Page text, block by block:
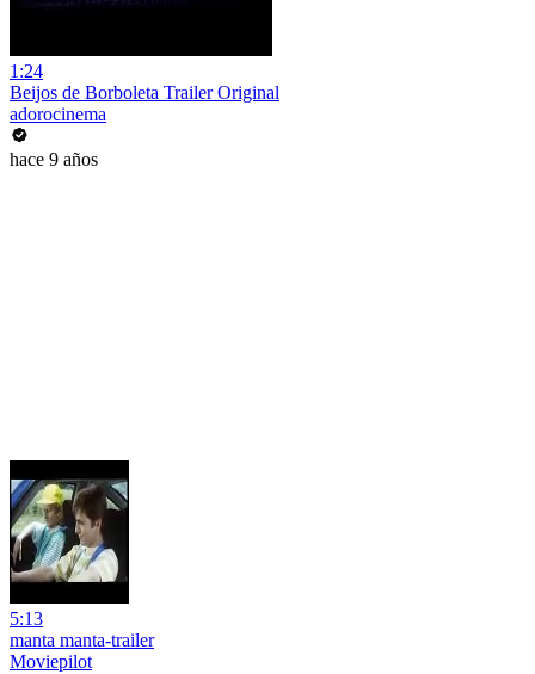
1:24
Beijos de Borboleta Trailer Original
adorocinema
hace 9 años
5:13
manta manta-trailer
Moviepilot